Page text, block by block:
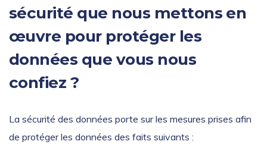
sécurité que nous mettons en
œuvre pour protéger les
données que vous nous
confiez ?
La sécurité des données porte sur les mesures prises afin
de protéger les données des faits suivants :